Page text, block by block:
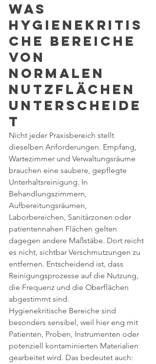
Was
hygienekritis
che Bereiche
von
normalen
Nutzflächen
unterscheide
t
Nicht jeder Praxisbereich stellt
dieselben Anforderungen. Empfang,
Wartezimmer und Verwaltungsräume
brauchen eine saubere, gepflegte
Unterhaltsreinigung. In
Behandlungszimmern,
Aufbereitungsräumen,
Laborbereichen, Sanitärzonen oder
patientennahen Flächen gelten
dagegen andere Maßstäbe. Dort reicht
es nicht, sichtbar Verschmutzungen zu
entfernen. Entscheidend ist, dass
Reinigungsprozesse auf die Nutzung,
die Frequenz und die Oberflächen
abgestimmt sind.
Hygienekritische Bereiche sind
besonders sensibel, weil hier eng mit
Patienten, Proben, Instrumenten oder
potenziell kontaminierten Materialien
gearbeitet wird. Das bedeutet auch: